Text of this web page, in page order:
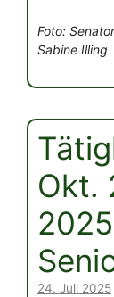
Foto:
Sabine Illing
Okt.
24. Juli 2025